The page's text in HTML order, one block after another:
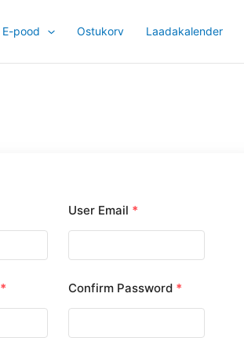
E-pood Ostukorv Laadakalender
*
User Email *
Confirm Password *